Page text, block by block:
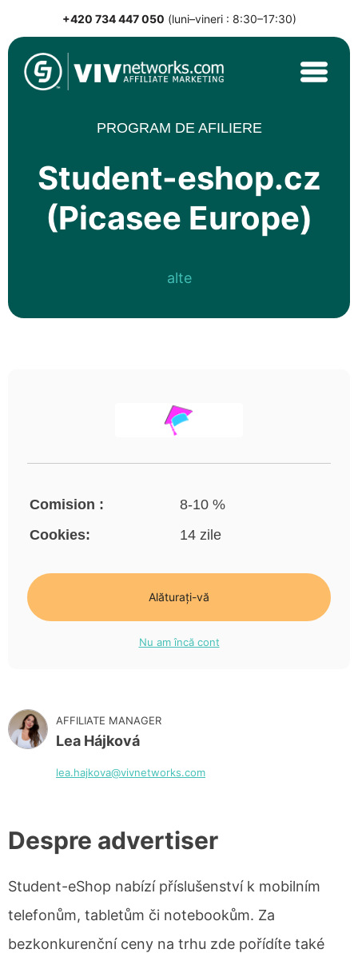
to
content
+420 734 447 050 (luni–vineri : 8:30–17:30)
VIVnetworks.com
Nejvýkonnější affiliate síť v CEE
PROGRAM DE AFILIERE
Student-eshop.cz
(Picasee Europe)
alte
Comision :
8-10 %
Cookies:
14 zile
Alăturați-vă
Nu am încă cont
AFFILIATE MANAGER
Lea Hájková
lea.hajkova@vivnetworks.com
Despre advertiser
Student-eShop nabízí příslušenství k mobilním
telefonům, tabletům či notebookům. Za
bezkonkurenční ceny na trhu zde pořídíte také